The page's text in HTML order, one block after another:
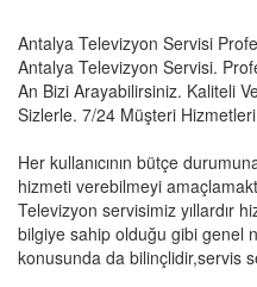
Antalya Televizyon Servisi
Antalya Televizyon Servisi.
An Bizi Arayabilirsiniz. Kaliteli
Sizlerle. 7/24 Müşteri
Her kullanıcının bütçe
hizmeti verebilmeyi
Televizyon servisimiz yıllardır
bilgiye sahip olduğu gibi genel
konusunda da bilinçlidir,servis